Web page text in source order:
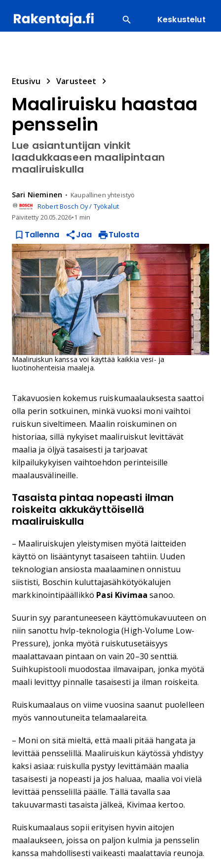
Keskustelut
Etusivu Varusteet
Maaliruisku haastaa
pensselin
Lue asiantuntijan vinkit
laadukkaaseen maalipintaan
maaliruiskulla
Sari Nieminen
Kaupallinen yhteistyö
Robert Bosch Oy / Työkalut
Päivitetty20.05.2026•1 min
Tallenna Jaa Tulosta
Maaliruiskun kanssa voi käyttää kaikkia vesi- ja
liuotinohenteisia maaleja.
Takavuosien kokemus ruiskumaalauksesta saattoi
olla perin sotkuinen, minkä vuoksi moni vaihtoi
ruiskun siveltimeen. Maalin roiskuminen on
historiaa, sillä nykyiset maaliruiskut levittävät
maalia ja öljyä tasaisesti ja tarjoavat
kilpailukykyisen vaihtoehdon perinteisille
maalausvälineille.
Tasaista pintaa nopeasti ilman
roiskeita akkukäyttöisellä
maaliruiskulla
– Maaliruiskujen yleistymisen myötä laitteiden
käyttö on lisääntynyt tasaiseen tahtiin. Uuden
teknologian ansiosta maalaaminen onnistuu
siististi, Boschin kuluttajasähkötyökalujen
markkinointipäällikkö Pasi Kivimaa sanoo.
Suurin syy parantuneeseen käyttömukavuuteen on
niin sanottu hvlp-teknologia (High-Volume Low-
Pressure), jonka myötä ruiskutusetäisyys
maalattavaan pintaan on vain 20–30 senttiä.
Suihkupistooli muodostaa ilmavaipan, jonka myötä
maali levittyy pinnalle tasaisesti ja ilman roiskeita.
Ruiskumaalaus on viime vuosina saanut puolelleen
myös vannoutuneita telamaalareita.
– Moni on sitä mieltä, että maali pitää hangata ja
levittää pensselillä. Maaliruiskun käytössä yhdistyy
kaksi asiaa: ruiskulla pystyy levittämään maalia
tasaisesti ja nopeasti ja jos haluaa, maalia voi vielä
levittää pensselillä päälle. Tällä tavalla saa
takuuvarmasti tasaista jälkeä, Kivimaa kertoo.
Ruiskumaalaus sopii erityisen hyvin aitojen
maalaukseen, joissa on paljon kulmia ja pensselin
kanssa mahdollisesti vaikeasti maalattavia reunoja.